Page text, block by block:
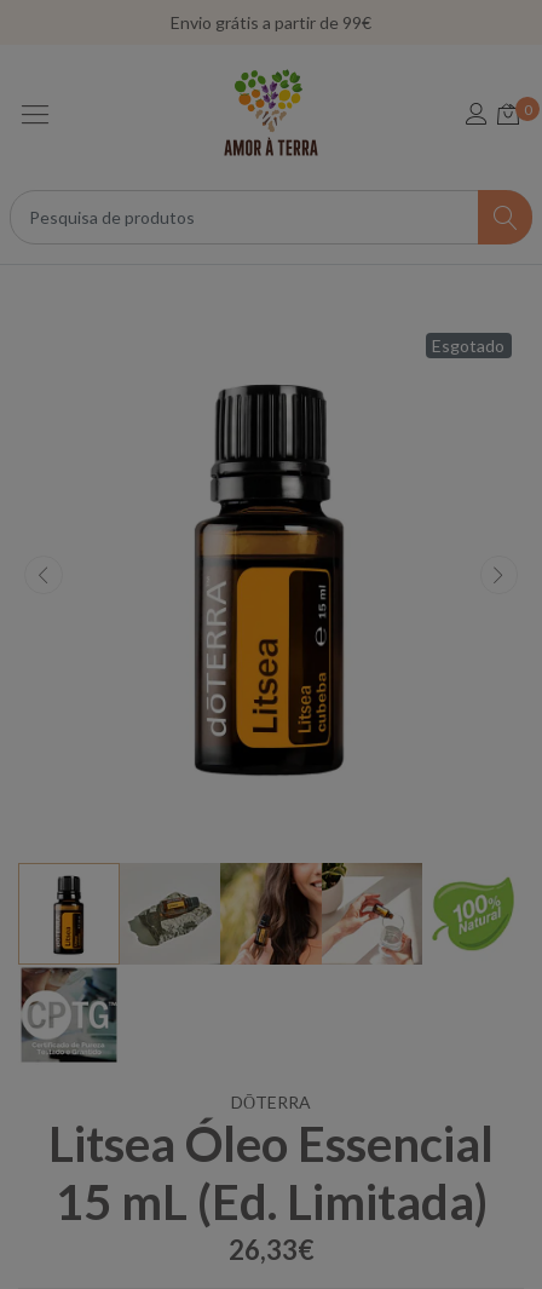
Envio grátis a partir de 99€
0
Esgotado
DŌTERRA
Litsea Óleo Essencial
15 mL (Ed. Limitada)
26,33€